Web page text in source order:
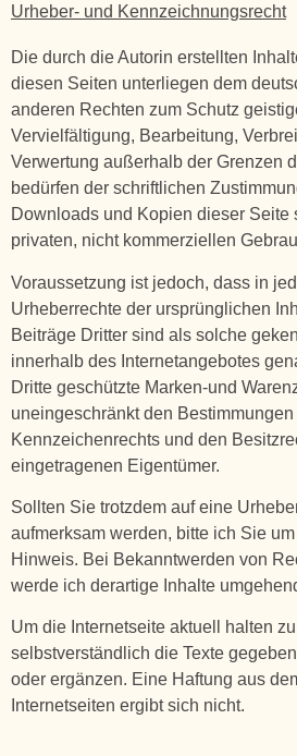
Urheber- und Kennzeichnungsrecht
Die durch die Autorin erstellten
diesen Seiten unterliegen dem
anderen Rechten zum Schutz
Vervielfältigung, Bearbeitung,
Verwertung außerhalb der Grenzen
bedürfen der schriftlichen
Downloads und Kopien dieser Seite
privaten, nicht kommerziellen
Voraussetzung ist jedoch, dass in
Urheberrechte der ursprünglichen
Beiträge Dritter sind als solche
innerhalb des Internetangebotes
Dritte geschützte Marken-und
uneingeschränkt den
Kennzeichenrechts und den
eingetragenen Eigentümer.
Sollten Sie trotzdem auf eine
aufmerksam werden, bitte ich Sie
Hinweis. Bei Bekanntwerden von
werde ich derartige Inhalte
Um die Internetseite aktuell halten
selbstverständlich die Texte
oder ergänzen. Eine Haftung aus
Internetseiten ergibt sich nicht.